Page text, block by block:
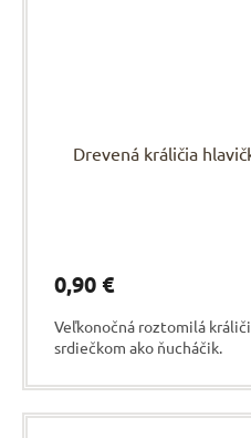
Drevená králičia
0,90 €
Veľkonočná roztomilá
srdiečkom ako ňucháčik.